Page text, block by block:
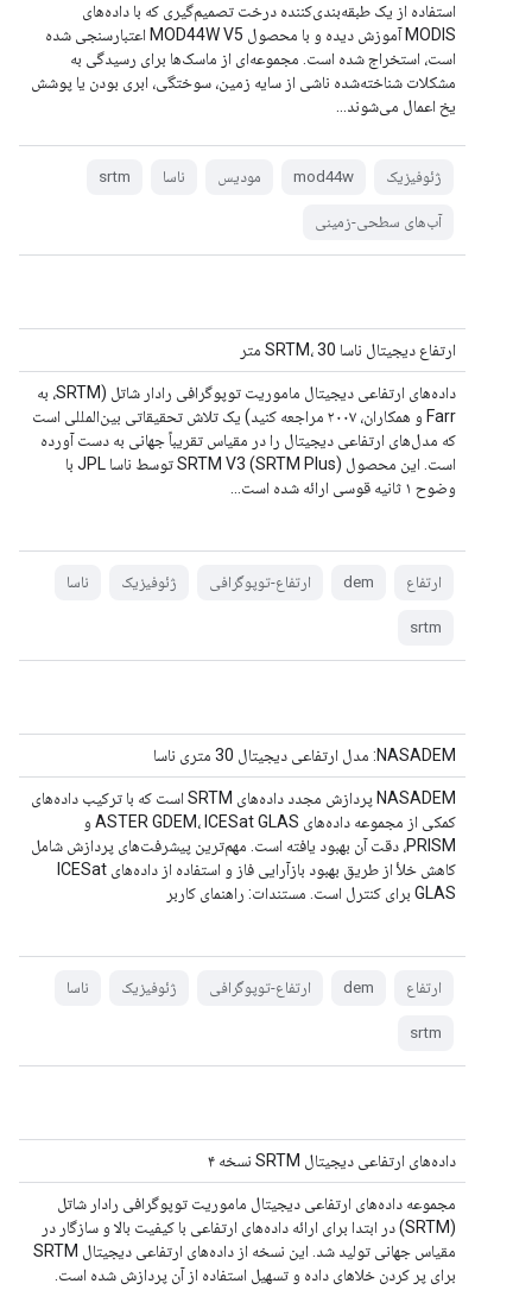
استفاده از یک طبقه‌بندی‌کننده درخت تصمیم‌گیری که با داده‌های
MODIS آموزش دیده و با محصول MOD44W V5 اعتبارسنجی شده
است، استخراج شده است. مجموعه‌ای از ماسک‌ها برای رسیدگی به
مشکلات شناخته‌شده ناشی از سایه زمین، سوختگی، ابری بودن یا پوشش
یخ اعمال می‌شوند...
ژئوفیزیک mod44w مودیس ناسا srtm
آب‌های سطحی-زمینی
ارتفاع دیجیتال ناسا SRTM، 30 متر
داده‌های ارتفاعی دیجیتال ماموریت توپوگرافی رادار شاتل (SRTM، به
Farr و همکاران، ۲۰۰۷ مراجعه کنید) یک تلاش تحقیقاتی بین‌المللی است
که مدل‌های ارتفاعی دیجیتال را در مقیاس تقریباً جهانی به دست آورده
است. این محصول SRTM V3 (SRTM Plus) توسط ناسا JPL با
وضوح ۱ ثانیه قوسی ارائه شده است...
ارتفاع dem ارتفاع-توپوگرافی ژئوفیزیک ناسا
srtm
NASADEM: مدل ارتفاعی دیجیتال 30 متری ناسا
NASADEM پردازش مجدد داده‌های SRTM است که با ترکیب داده‌های
کمکی از مجموعه داده‌های ASTER GDEM، ICESat GLAS و
PRISM، دقت آن بهبود یافته است. مهم‌ترین پیشرفت‌های پردازش شامل
کاهش خلأ از طریق بهبود بازآرایی فاز و استفاده از داده‌های ICESat
GLAS برای کنترل است. مستندات: راهنمای کاربر
ارتفاع dem ارتفاع-توپوگرافی ژئوفیزیک ناسا
srtm
داده‌های ارتفاعی دیجیتال SRTM نسخه ۴
مجموعه داده‌های ارتفاعی دیجیتال ماموریت توپوگرافی رادار شاتل
(SRTM) در ابتدا برای ارائه داده‌های ارتفاعی با کیفیت بالا و سازگار در
مقیاس جهانی تولید شد. این نسخه از داده‌های ارتفاعی دیجیتال SRTM
برای پر کردن خلاهای داده و تسهیل استفاده از آن پردازش شده است.